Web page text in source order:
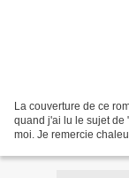
La couverture de ce
quand j'ai lu le sujet de
moi. Je remercie